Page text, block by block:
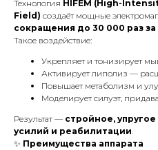
Технология HIFEM (High-
Field) создаёт мощные
сокращения до 30 000 раз за
Такое воздействие:
Укрепляет и тонизирует
Активирует липолиз —
Повышает метаболизм и
Моделирует силуэт,
Результат — стройное,
усилий и реабилитации.
✨ Преимущества аппарата